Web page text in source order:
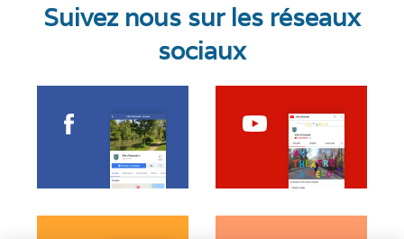
Suivez nous sur les réseaux
sociaux